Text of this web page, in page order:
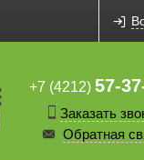
+7 (4212) 57-
Заказать
Обратная